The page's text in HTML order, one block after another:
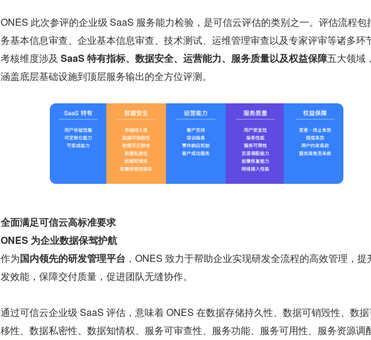
ONES 此次参评的企业级 SaaS 服务能力检验，是可信云评估的类别之一。评估流程包
务基本信息审查、企业基本信息审查、技术测试、运维管理审查以及专家评审等诸多环
考核维度涉及 SaaS 特有指标、数据安全、运营能力、服务质量以及权益保障五大领域
涵盖底层基础设施到顶层服务输出的全方位评测。
全面满足可信云高标准要求
ONES 为企业数据保驾护航
作为国内领先的研发管理平台 ，ONES 致力于帮助企业实现研发全流程的高效管理，提
发效能，保障交付质量，促进团队无缝协作。
通过可信云企业级 SaaS 评估，意味着 ONES 在数据存储持久性、数据可销毁性、数
移性、数据私密性、数据知情权、服务可审查性、服务功能、服务可用性、服务资源调